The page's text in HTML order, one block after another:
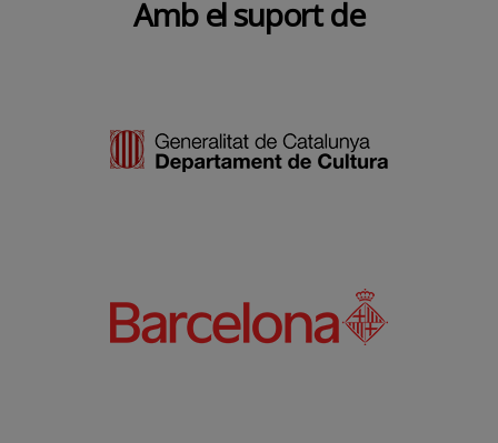
Amb el suport de